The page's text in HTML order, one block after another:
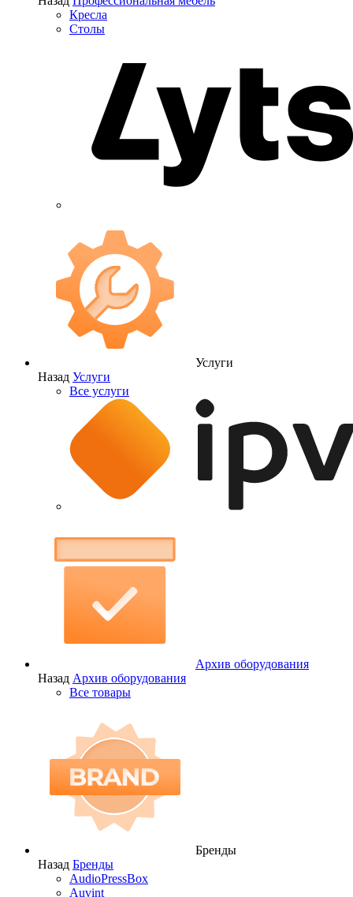
Кресла
Столы
Услуги
Назад Услуги
Все услуги
Архив оборудования
Назад Архив оборудования
Все товары
Бренды
Назад Бренды
AudioPressBox
Auvint